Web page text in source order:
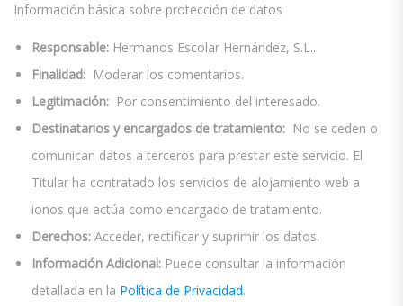
Información básica sobre protección de datos
Responsable: Hermanos Escolar Hernández, S.L..
Finalidad: Moderar los comentarios.
Legitimación: Por consentimiento del interesado.
Destinatarios y encargados de tratamiento: No se ceden o
comunican datos a terceros para prestar este servicio. El
Titular ha contratado los servicios de alojamiento web a
ionos que actúa como encargado de tratamiento.
Derechos: Acceder, rectificar y suprimir los datos.
Información Adicional: Puede consultar la información
detallada en la Política de Privacidad.